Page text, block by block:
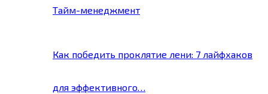
Тайм-менеджмент
Как победить проклятие лени: 7 лайфхаков
для эффективного…